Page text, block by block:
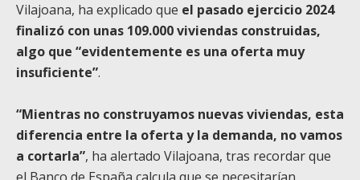
Vilajoana, ha explicado que el pasado ejercicio 2024
finalizó con unas 109.000 viviendas construidas,
algo que “evidentemente es una oferta muy
insuficiente”.
“Mientras no construyamos nuevas viviendas, esta
diferencia entre la oferta y la demanda, no vamos
a cortarla”, ha alertado Vilajoana, tras recordar que